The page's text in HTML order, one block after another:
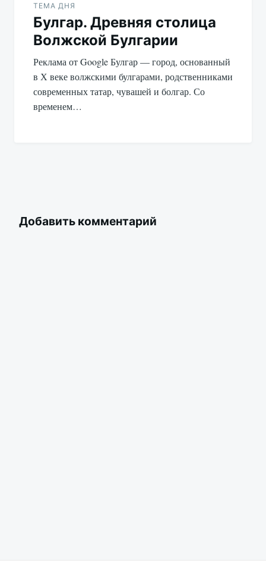
ТЕМА ДНЯ
Булгар. Древняя столица
Волжской Булгарии
Реклама от Google Булгар — город, основанный
в Х веке волжскими булгарами, родственниками
современных татар, чувашей и болгар. Со
временем…
Добавить комментарий